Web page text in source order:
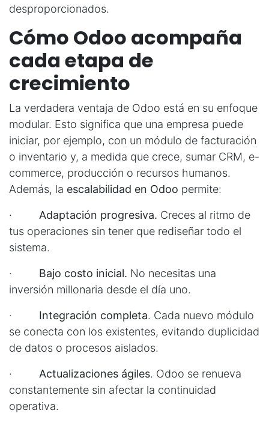
desproporcionados.
Cómo Odoo acompaña
cada etapa de
crecimiento
La verdadera ventaja de Odoo está en su enfoque
modular. Esto significa que una empresa puede
iniciar, por ejemplo, con un módulo de facturación
o inventario y, a medida que crece, sumar CRM, e-
commerce, producción o recursos humanos.
Además, la escalabilidad en Odoo permite:
· Adaptación progresiva. Creces al ritmo de
tus operaciones sin tener que rediseñar todo el
sistema.
· Bajo costo inicial. No necesitas una
inversión millonaria desde el día uno.
· Integración completa. Cada nuevo módulo
se conecta con los existentes, evitando duplicidad
de datos o procesos aislados.
· Actualizaciones ágiles. Odoo se renueva
constantemente sin afectar la continuidad
operativa.